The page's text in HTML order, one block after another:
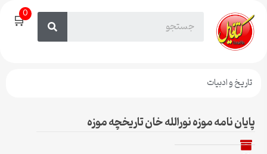
🛒0
تاریخ و ادبیات
پایان نامه موزه نورالله خان تاریخچه موزه